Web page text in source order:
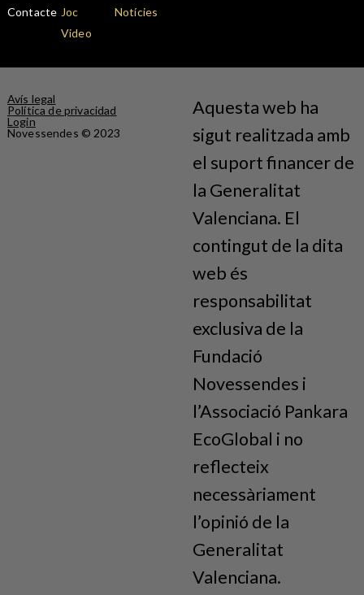
Contacte Joc
Video
Notícies
Novessendes © 2023
Avís legal
Política de privacidad
Login
Aquesta web ha
sigut realitzada amb
el suport financer de
la Generalitat
Valenciana. El
contingut de la dita
web és
responsabilitat
exclusiva de la
Fundació
Novessendes i
l’Associació Pankara
EcoGlobal i no
reflecteix
necessàriament
l’opinió de la
Generalitat
Valenciana.